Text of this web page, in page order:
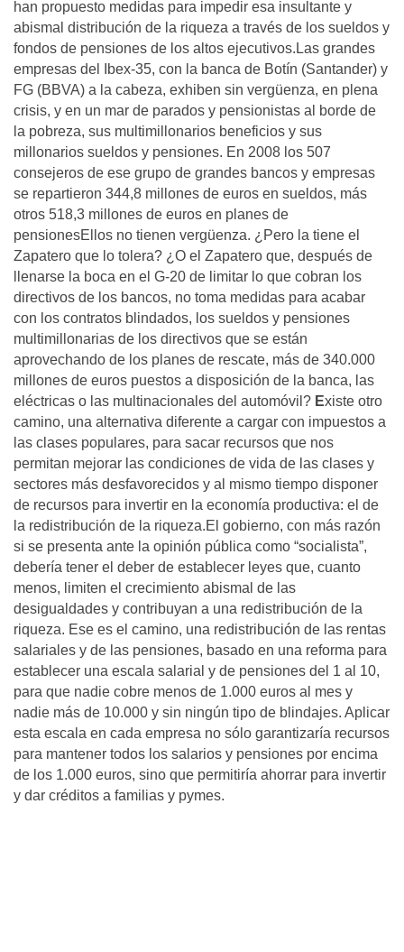
han propuesto medidas para impedir esa insultante y
abismal distribución de la riqueza a través de los sueldos y
fondos de pensiones de los altos ejecutivos.Las grandes
empresas del Ibex-35, con la banca de Botín (Santander) y
FG (BBVA) a la cabeza, exhiben sin vergüenza, en plena
crisis, y en un mar de parados y pensionistas al borde de
la pobreza, sus multimillonarios beneficios y sus
millonarios sueldos y pensiones. En 2008 los 507
consejeros de ese grupo de grandes bancos y empresas
se repartieron 344,8 millones de euros en sueldos, más
otros 518,3 millones de euros en planes de
pensionesEllos no tienen vergüenza. ¿Pero la tiene el
Zapatero que lo tolera? ¿O el Zapatero que, después de
llenarse la boca en el G-20 de limitar lo que cobran los
directivos de los bancos, no toma medidas para acabar
con los contratos blindados, los sueldos y pensiones
multimillonarias de los directivos que se están
aprovechando de los planes de rescate, más de 340.000
millones de euros puestos a disposición de la banca, las
eléctricas o las multinacionales del automóvil? Existe otro
camino, una alternativa diferente a cargar con impuestos a
las clases populares, para sacar recursos que nos
permitan mejorar las condiciones de vida de las clases y
sectores más desfavorecidos y al mismo tiempo disponer
de recursos para invertir en la economía productiva: el de
la redistribución de la riqueza.El gobierno, con más razón
si se presenta ante la opinión pública como “socialista”,
debería tener el deber de establecer leyes que, cuanto
menos, limiten el crecimiento abismal de las
desigualdades y contribuyan a una redistribución de la
riqueza. Ese es el camino, una redistribución de las rentas
salariales y de las pensiones, basado en una reforma para
establecer una escala salarial y de pensiones del 1 al 10,
para que nadie cobre menos de 1.000 euros al mes y
nadie más de 10.000 y sin ningún tipo de blindajes. Aplicar
esta escala en cada empresa no sólo garantizaría recursos
para mantener todos los salarios y pensiones por encima
de los 1.000 euros, sino que permitiría ahorrar para invertir
y dar créditos a familias y pymes.